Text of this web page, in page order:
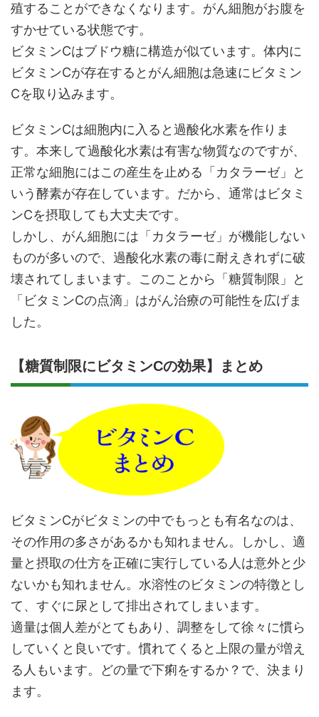
殖することができなくなります。がん細胞がお腹を
すかせている状態です。
ビタミンCはブドウ糖に構造が似ています。体内に
ビタミンCが存在するとがん細胞は急速にビタミン
Cを取り込みます。
ビタミンCは細胞内に入ると過酸化水素を作りま
す。本来して過酸化水素は有害な物質なのですが、
正常な細胞にはこの産生を止める「カタラーゼ」と
いう酵素が存在しています。だから、通常はビタミ
ンCを摂取しても大丈夫です。
しかし、がん細胞には「カタラーゼ」が機能しない
ものが多いので、過酸化水素の毒に耐えきれずに破
壊されてしまいます。このことから「糖質制限」と
「ビタミンCの点滴」はがん治療の可能性を広げま
した。
【糖質制限にビタミンCの効果】まとめ
ビタミンCがビタミンの中でもっとも有名なのは、
その作用の多さがあるかも知れません。しかし、適
量と摂取の仕方を正確に実行している人は意外と少
ないかも知れません。水溶性のビタミンの特徴とし
て、すぐに尿として排出されてしまいます。
適量は個人差がとてもあり、調整をして徐々に慣ら
していくと良いです。慣れてくると上限の量が増え
る人もいます。どの量で下痢をするか？で、決まり
ます。